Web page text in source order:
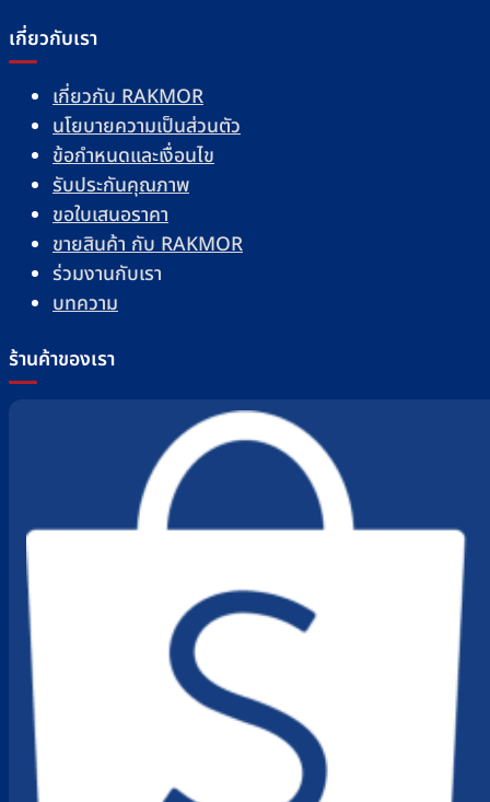
เกี่ยวกับเรา
เกี่ยวกับ RAKMOR
นโยบายความเป็นส่วนตัว
ข้อกำหนดและเงื่อนไข
รับประกันคุณภาพ
ขอใบเสนอราคา
ขายสินค้า กับ RAKMOR
ร่วมงานกับเรา
บทความ
ร้านค้าของเรา